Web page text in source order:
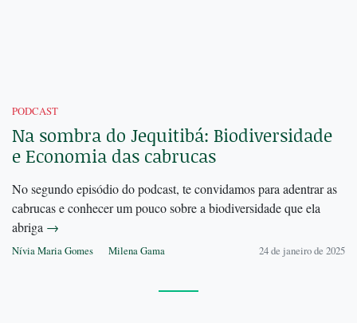
PODCAST
Na sombra do Jequitibá: Biodiversidade
e Economia das cabrucas
No segundo episódio do podcast, te convidamos para adentrar as
cabrucas e conhecer um pouco sobre a biodiversidade que ela
abriga →
Nívia Maria Gomes Milena Gama 24 de janeiro de 2025